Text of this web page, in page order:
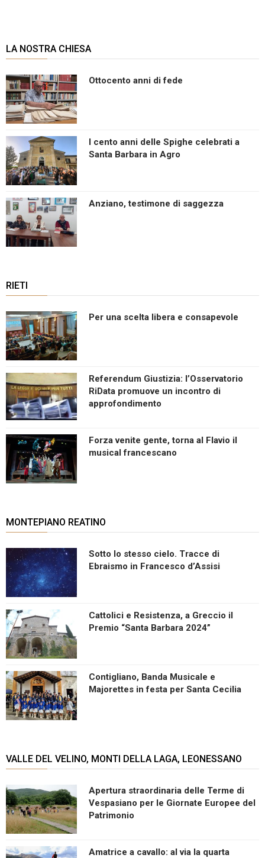
LA NOSTRA CHIESA
Ottocento anni di fede
I cento anni delle Spighe celebrati a
Santa Barbara in Agro
Anziano, testimone di saggezza
RIETI
Per una scelta libera e consapevole
Referendum Giustizia: l’Osservatorio
RiData promuove un incontro di
approfondimento
Forza venite gente, torna al Flavio il
musical francescano
MONTEPIANO REATINO
Sotto lo stesso cielo. Tracce di
Ebraismo in Francesco d’Assisi
Cattolici e Resistenza, a Greccio il
Premio “Santa Barbara 2024”
Contigliano, Banda Musicale e
Majorettes in festa per Santa Cecilia
VALLE DEL VELINO, MONTI DELLA LAGA, LEONESSANO
Apertura straordinaria delle Terme di
Vespasiano per le Giornate Europee del
Patrimonio
Amatrice a cavallo: al via la quarta